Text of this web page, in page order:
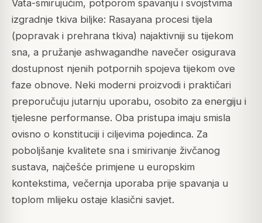
Vata-smirujućim, potporom spavanju i svojstvima
izgradnje tkiva biljke: Rasayana procesi tijela
(popravak i prehrana tkiva) najaktivniji su tijekom
sna, a pružanje ashwagandhe navečer osigurava
dostupnost njenih potpornih spojeva tijekom ove
faze obnove. Neki moderni proizvodi i praktičari
preporučuju jutarnju uporabu, osobito za energiju i
tjelesne performanse. Oba pristupa imaju smisla
ovisno o konstituciji i ciljevima pojedinca. Za
poboljšanje kvalitete sna i smirivanje živčanog
sustava, najčešće primjene u europskim
kontekstima, večernja uporaba prije spavanja u
toplom mlijeku ostaje klasični savjet.